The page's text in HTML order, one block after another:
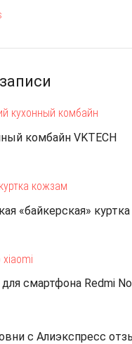
комбайн VKTECH
«байкерская»
смартфона Redmi
с Алиэкспресс